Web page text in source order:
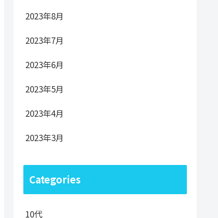
2023年8月
2023年7月
2023年6月
2023年5月
2023年4月
2023年3月
Categories
10代